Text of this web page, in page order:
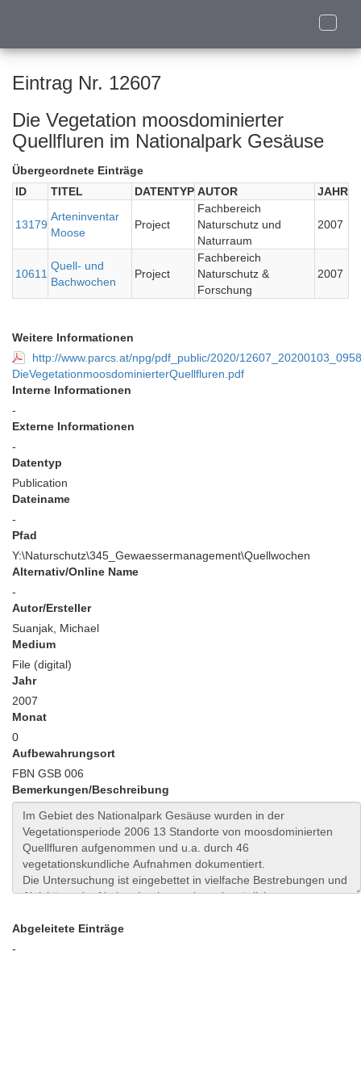
Toggle
Eintrag Nr. 12607
Die Vegetation moosdominierter
Quellfluren im Nationalpark Gesäuse
Übergeordnete Einträge
ID
TITEL DATENTYP AUTOR JAHR
13179
Arteninventar
Moose
Project
Fachbereich
Naturschutz und
Naturraum
2007
10611
Quell- und
Bachwochen
Project
Fachbereich
Naturschutz &
Forschung
2007
Weitere Informationen
http://www.parcs.at/npg/pdf_public/2020/
DieVegetationmoosdominierterQuellfluren.pdf
Interne Informationen
-
Externe Informationen
-
Datentyp
Publication
Dateiname
-
Pfad
Y:\Naturschutz\345_Gewaessermanagement\Quellwochen
Alternativ/Online Name
-
Autor/Ersteller
Suanjak, Michael
Medium
File (digital)
Jahr
2007
Monat
0
Aufbewahrungsort
FBN GSB 006
Bemerkungen/Beschreibung
Abgeleitete Einträge
-